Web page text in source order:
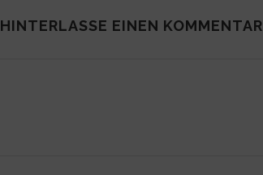
HINTERLASSE EINEN KOMMENTAR